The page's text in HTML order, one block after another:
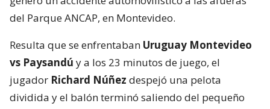
del Parque ANCAP, en Montevideo.
Resulta que se enfrentaban Uruguay Montevideo
vs Paysandú y a los 23 minutos de juego, el
jugador Richard Núñez despejó una pelota
dividida y el balón terminó saliendo del pequeño